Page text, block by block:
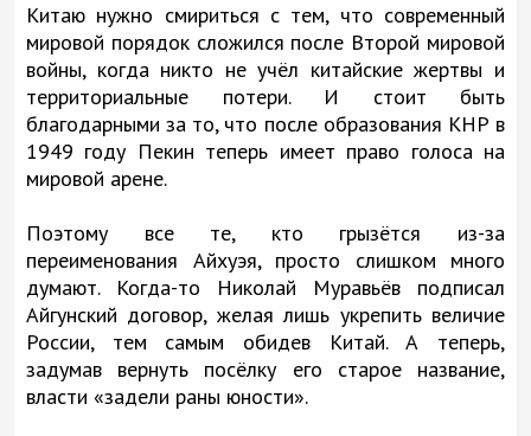
Китаю нужно смириться с тем, что современный
мировой порядок сложился после Второй мировой
войны, когда никто не учёл китайские жертвы и
территориальные потери. И стоит быть
благодарными за то, что после образования КНР в
1949 году Пекин теперь имеет право голоса на
мировой арене.
Поэтому все те, кто грызётся из-за
переименования Айхуэя, просто слишком много
думают. Когда-то Николай Муравьёв подписал
Айгунский договор, желая лишь укрепить величие
России, тем самым обидев Китай. А теперь,
задумав вернуть посёлку его старое название,
власти «задели раны юности».